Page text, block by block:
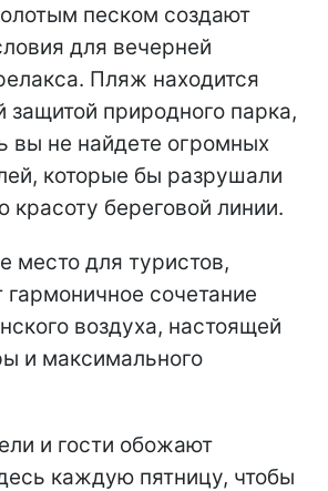
песком создают
для вечерней
Пляж находится
природного парка,
вы не найдете огромных
которые бы разрушали
красоту береговой линии.
место для туристов,
сочетание
воздуха, настоящей
и максимального
и гости обожают
каждую пятницу, чтобы